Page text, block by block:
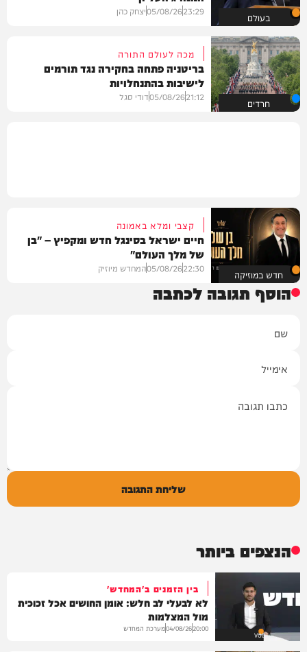
בעולם 23:29
05/08/26יצחק כהן
חרדים
מכה לעולם התורה
בריטניה פתחה בחקירה נגד תורמים
לישיבות בהתנחלויות
21:12
05/08/26דודי סגל
חדש במוזיקה
קצבי ומלא באמונה
חיים ישראל בסינגל חדש ומקפיץ – "בן
של מלך העולם"
22:30
05/08/26המחדש מיוזיק
הוסף תגובה לכתבה
שליחת התגובה
הנצפים ביותר
VOD
בין הזמנים ב'המחדש'
לא לבעלי לב חלש: אומן החושים אכל זכוכית
מול המצלמות
20:00
04/08/26מערכת המחדש